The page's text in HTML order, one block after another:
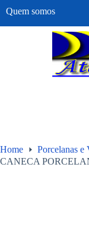
Quem somos
Home
Porcelanas e
CANECA